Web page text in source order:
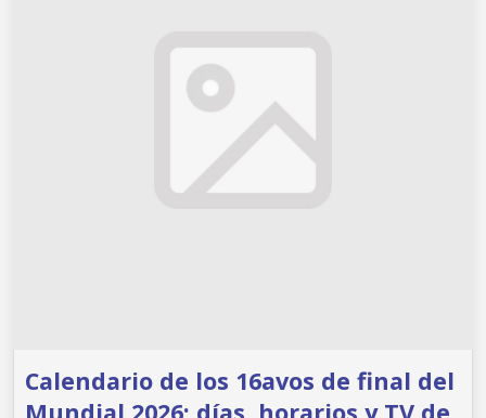
Calendario de los 16avos de final del